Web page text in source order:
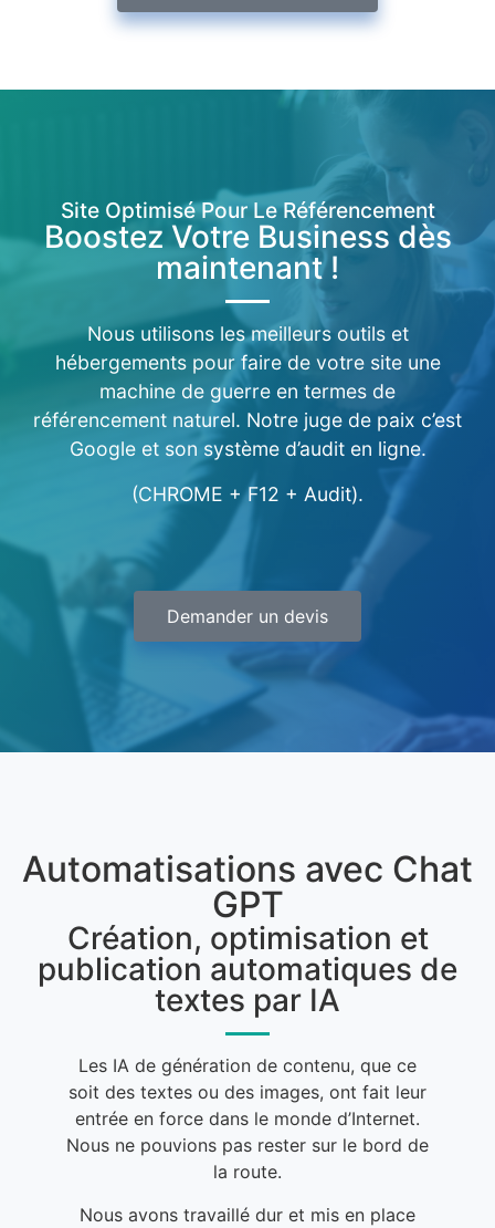
Site Optimisé Pour Le Référencement
Boostez Votre Business dès
maintenant !
Nous utilisons les meilleurs outils et
hébergements pour faire de votre site une
machine de guerre en termes de
référencement naturel. Notre juge de paix c’est
Google et son système d’audit en ligne.
(CHROME + F12 + Audit).
Demander un devis
Automatisations avec Chat
GPT
Création, optimisation et
publication automatiques de
textes par IA
Les IA de génération de contenu, que ce
soit des textes ou des images, ont fait leur
entrée en force dans le monde d’Internet.
Nous ne pouvions pas rester sur le bord de
la route.
Nous avons travaillé dur et mis en place